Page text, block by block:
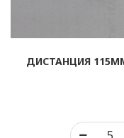
ДИСТАНЦИЯ